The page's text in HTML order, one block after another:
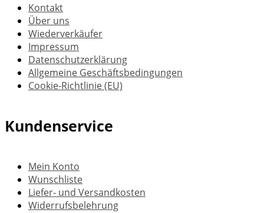
Kontakt
Über uns
Wiederverkäufer
Impressum
Datenschutzerklärung
Allgemeine Geschäftsbedingungen
Cookie-Richtlinie (EU)
Kundenservice
Mein Konto
Wunschliste
Liefer- und Versandkosten
Widerrufsbelehrung